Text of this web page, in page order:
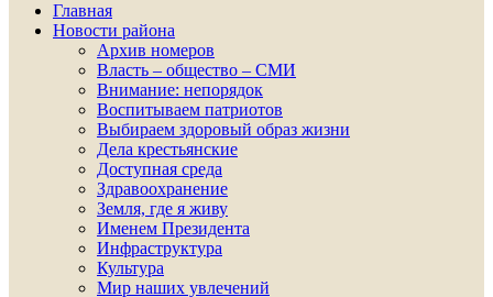
Главная
Новости района
Архив номеров
Власть – общество – СМИ
Внимание: непорядок
Воспитываем патриотов
Выбираем здоровый образ жизни
Дела крестьянские
Доступная среда
Здравоохранение
Земля, где я живу
Именем Президента
Инфраструктура
Культура
Мир наших увлечений